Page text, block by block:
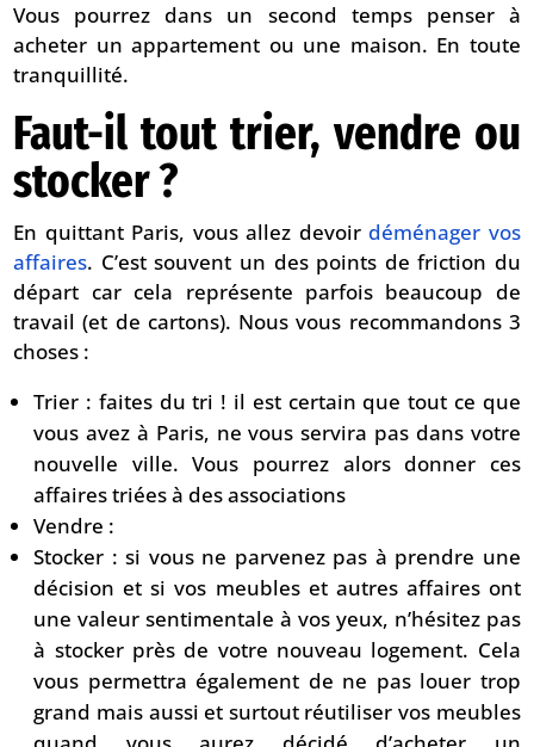
Vous pourrez dans un second temps penser à
acheter un appartement ou une maison. En toute
tranquillité.
Faut-il tout trier, vendre ou
stocker ?
En quittant Paris, vous allez devoir déménager vos
affaires. C’est souvent un des points de friction du
départ car cela représente parfois beaucoup de
travail (et de cartons). Nous vous recommandons 3
choses :
Trier : faites du tri ! il est certain que tout ce que
vous avez à Paris, ne vous servira pas dans votre
nouvelle ville. Vous pourrez alors donner ces
affaires triées à des associations
Vendre :
Stocker : si vous ne parvenez pas à prendre une
décision et si vos meubles et autres affaires ont
une valeur sentimentale à vos yeux, n’hésitez pas
à stocker près de votre nouveau logement. Cela
vous permettra également de ne pas louer trop
grand mais aussi et surtout réutiliser vos meubles